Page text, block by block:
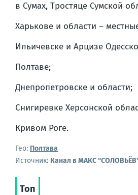
в Сумах, Тростяце Сумской
Харькове и области –
Ильичевске и Арцизе
Полтаве;
Днепропетровске и области;
Снигиревке Херсонской
Кривом Роге.
Гео: Полтава
Источник: Канал в МАКС
Топ